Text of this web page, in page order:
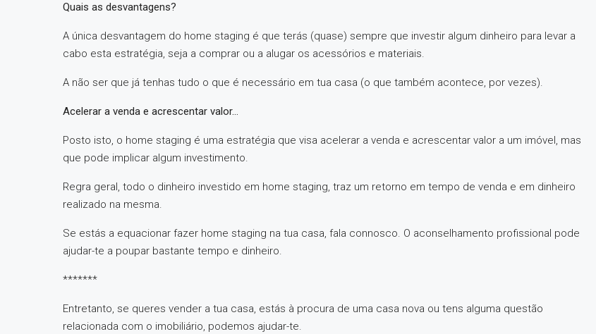
Quais as desvantagens?
A única desvantagem do home staging é que terás (quase) sempre que investir algum dinheiro para levar a
cabo esta estratégia, seja a comprar ou a alugar os acessórios e materiais.
A não ser que já tenhas tudo o que é necessário em tua casa (o que também acontece, por vezes).
Acelerar a venda e acrescentar valor…
Posto isto, o home staging é uma estratégia que visa acelerar a venda e acrescentar valor a um imóvel, mas
que pode implicar algum investimento.
Regra geral, todo o dinheiro investido em home staging, traz um retorno em tempo de venda e em dinheiro
realizado na mesma.
Se estás a equacionar fazer home staging na tua casa, fala connosco. O aconselhamento profissional pode
ajudar-te a poupar bastante tempo e dinheiro.
*******
Entretanto, se queres vender a tua casa, estás à procura de uma casa nova ou tens alguma questão
relacionada com o imobiliário, podemos ajudar-te.